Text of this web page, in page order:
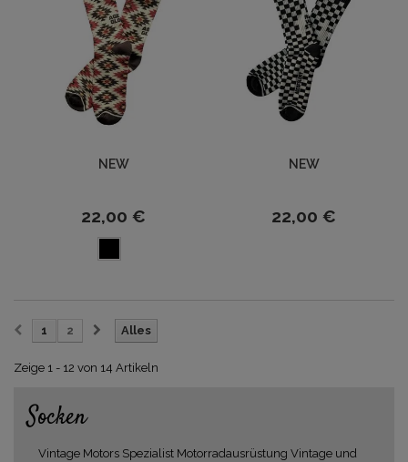
NEW
22,00 €
NEW
22,00 €
Alles
1 2
Zeige 1 - 12 von 14 Artikeln
Socken
Vintage Motors Spezialist Motorradausrüstung Vintage und